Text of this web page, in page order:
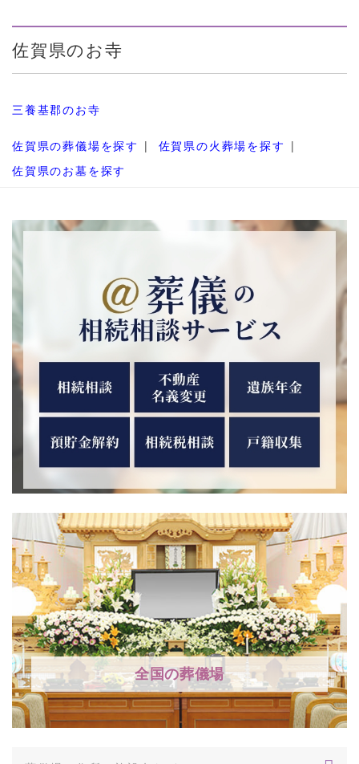
佐賀県のお寺
三養基郡のお寺
佐賀県の葬儀場を探す
佐賀県の火葬場を探す
佐賀県のお墓を探す
全国の葬儀場